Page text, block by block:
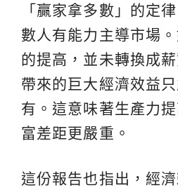
「贏家拿多數」的定
數人有能力主導市場
的提高，並未轉換成
帶來的巨大經濟效益
有。這意味著生產力
富差距更嚴重。
這份報告也指出，經